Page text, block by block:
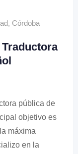
, Córdoba
pública de
objetivo es
máxima
en la